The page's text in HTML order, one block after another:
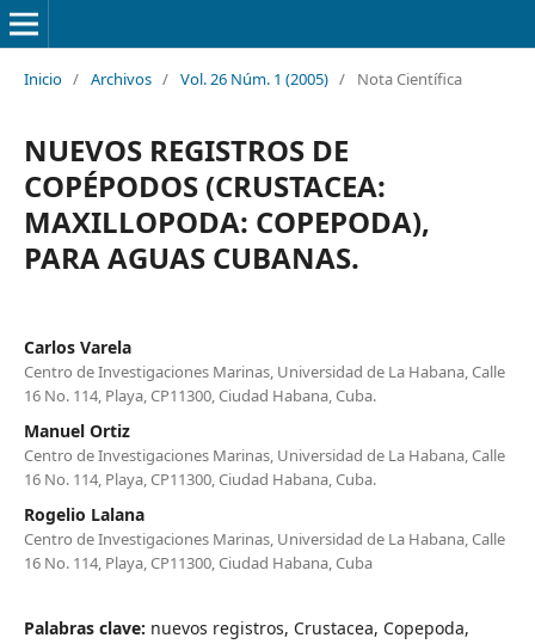
Inicio / Archivos / Vol. 26 Núm. 1 (2005) / Nota Científica
NUEVOS REGISTROS DE
COPÉPODOS (CRUSTACEA:
MAXILLOPODA: COPEPODA),
PARA AGUAS CUBANAS.
Carlos Varela
Centro de Investigaciones Marinas, Universidad de La Habana, Calle
16 No. 114, Playa, CP11300, Ciudad Habana, Cuba.
Manuel Ortiz
Centro de Investigaciones Marinas, Universidad de La Habana, Calle
16 No. 114, Playa, CP11300, Ciudad Habana, Cuba.
Rogelio Lalana
Centro de Investigaciones Marinas, Universidad de La Habana, Calle
16 No. 114, Playa, CP11300, Ciudad Habana, Cuba
Palabras clave: nuevos registros, Crustacea, Copepoda,